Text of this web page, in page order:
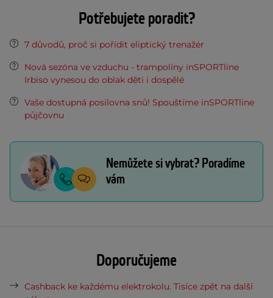
Potřebujete poradit?
7 důvodů, proč si pořídit eliptický trenažér
Nová sezóna ve vzduchu - trampolíny inSPORTline
Irbiso vynesou do oblak děti i dospělé
Vaše dostupná posilovna snů! Spouštíme inSPORTline
půjčovnu
Nemůžete si vybrat? Poradíme
vám
Doporučujeme
Cashback ke každému elektrokolu. Tisíce zpět na další